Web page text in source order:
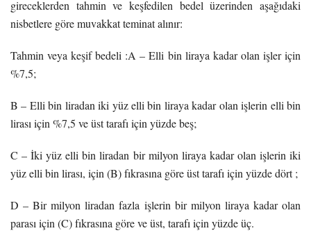
gireceklerden tahmin ve keşfedilen bedel üzerinden aşağıdaki
nisbetlere göre muvakkat teminat alınır:
Tahmin veya keşif bedeli :A – Elli bin liraya kadar olan işler için
%7,5;
B – Elli bin liradan iki yüz elli bin liraya kadar olan işlerin elli bin
lirası için %7,5 ve üst tarafı için yüzde beş;
C – İki yüz elli bin liradan bir milyon liraya kadar olan işlerin iki
yüz elli bin lirası, için (B) fıkrasına göre üst tarafı için yüzde dört ;
D – Bir milyon liradan fazla işlerin bir milyon liraya kadar olan
parası için (C) fıkrasına göre ve üst, tarafı için yüzde üç.